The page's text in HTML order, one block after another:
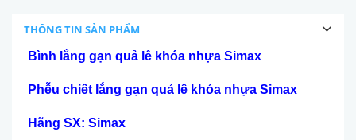
THÔNG TIN SẢN PHẨM
Bình lắng gạn quả lê khóa nhựa Simax
Phễu chiết lắng gạn quả lê khóa nhựa Simax
Hãng SX: Simax